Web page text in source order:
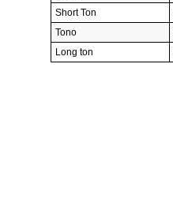
Short Ton
Tono
Long ton